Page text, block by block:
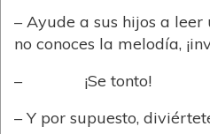
– Ayude a sus hijos a
no conoces la melodía,
– ¡Se tonto!
– Y por supuesto,